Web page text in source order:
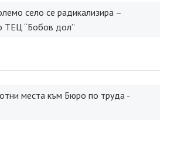
село се радикализира –
ТЕЦ “Бобов дол”
места към Бюро по труда -